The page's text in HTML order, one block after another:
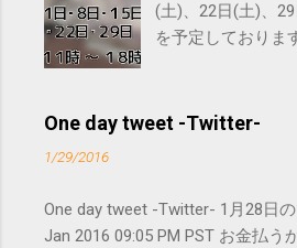
(土)、22日(土)、
を予定しておりま
す。 電話に出ら
ので、ご予約、お
One day tweet -Twitter-
1/29/2016
One day tweet -Twitter- 1月28日
Jan 2016 09:05 PM PST お金払